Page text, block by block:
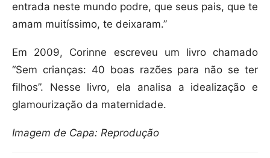
entrada neste mundo podre, que seus pais, que te
amam muitíssimo, te deixaram.”
Em 2009, Corinne escreveu um livro chamado
“Sem crianças: 40 boas razões para não se ter
filhos”. Nesse livro, ela analisa a idealização e
glamourização da maternidade.
Imagem de Capa: Reprodução